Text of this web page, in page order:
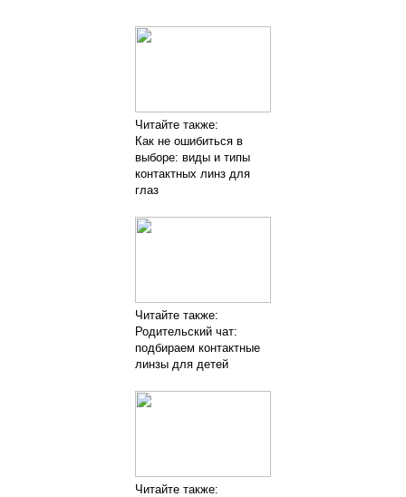
Читайте также:
Как не ошибиться в
выборе: виды и типы
контактных линз для
глаз
Читайте также:
Родительский чат:
подбираем контактные
линзы для детей
Читайте также: